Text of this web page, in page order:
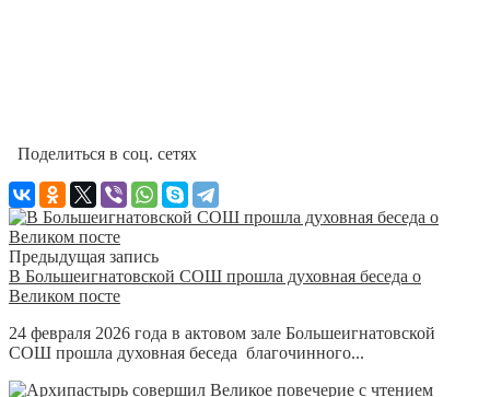
Поделиться в соц. сетях
Предыдущая запись
В Большеигнатовской СОШ прошла духовная беседа о
Великом посте
24 февраля 2026 года в актовом зале Большеигнатовской
СОШ прошла духовная беседа благочинного...